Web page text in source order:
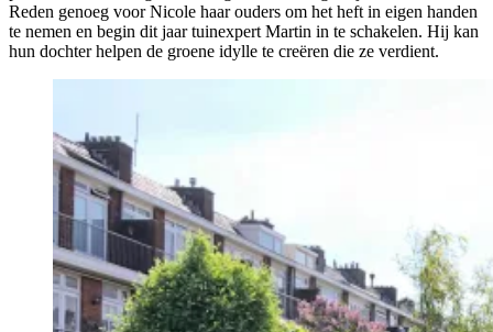
Reden genoeg voor Nicole haar ouders om het heft in eigen handen
te nemen en begin dit jaar tuinexpert Martin in te schakelen. Hij kan
hun dochter helpen de groene idylle te creëren die ze verdient.